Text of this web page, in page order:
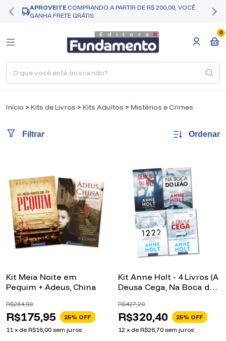
APROVEITE COMPRANDO A PARTIR DE R$ 200,00, VOCÊ
GANHA FRETE GRÁTIS.
0
Início > Kits de Livros > Kits Adultos > Mistérios e Crimes
Filtrar Ordenar
Kit Meia Noite em
Pequim + Adeus, China
R$175,95
R$234,60
25% OFF
11 x de R$16,00 sem juros
Kit Anne Holt - 4 Livros (A
Deusa Cega, Na Boca do
Anjo)
R$320,40
R$427,20
25% OFF
12 x de R$26,70 sem juros